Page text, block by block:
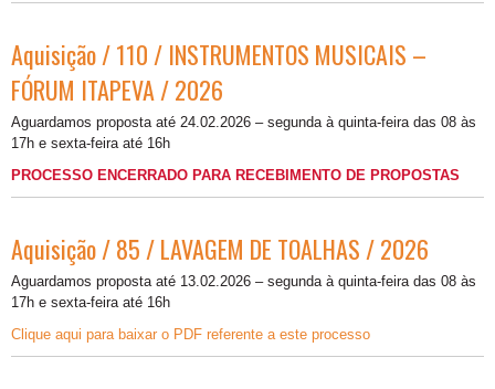
Aquisição / 110 / INSTRUMENTOS MUSICAIS –
FÓRUM ITAPEVA / 2026
Aguardamos proposta até 24.02.2026 – segunda à quinta-feira das 08 às
17h e sexta-feira até 16h
PROCESSO ENCERRADO PARA RECEBIMENTO DE PROPOSTAS
Aquisição / 85 / LAVAGEM DE TOALHAS / 2026
Aguardamos proposta até 13.02.2026 – segunda à quinta-feira das 08 às
17h e sexta-feira até 16h
Clique aqui para baixar o PDF referente a este processo